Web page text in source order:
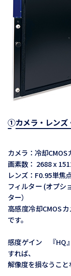
①カメラ・レンズ
カメラ：冷却CMOS
画素数： 2688 x
レンズ：F0.95単焦
フィルター (オプシ
ター）
高感度冷却CMOS
です。
感度ゲイン 『HQ
すれば、
解像度を損なうこと